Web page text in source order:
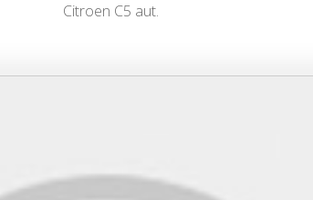
Citroen C5 aut.